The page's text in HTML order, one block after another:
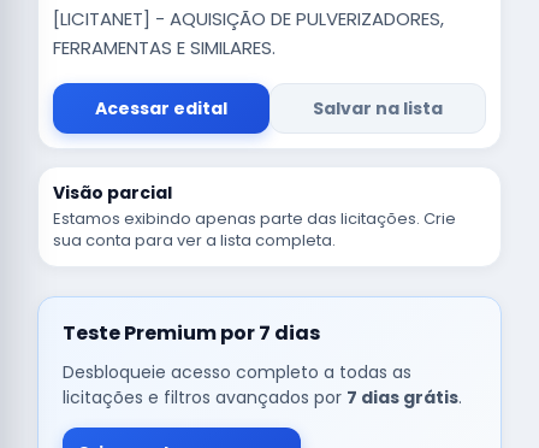
[LICITANET] - AQUISIÇÃO DE PULVERIZADORES,
FERRAMENTAS E SIMILARES.
Acessar edital Salvar na lista
Visão parcial
Estamos exibindo apenas parte das licitações. Crie
sua conta para ver a lista completa.
Teste Premium por 7 dias
Desbloqueie acesso completo a todas as
licitações e filtros avançados por 7 dias grátis.